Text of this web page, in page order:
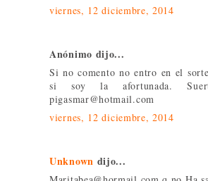
viernes, 12 diciembre, 2014
Anónimo dijo...
Si no comento no entro en el
si soy la afortunada.
pigasmar@hotmail.com
viernes, 12 diciembre, 2014
Unknown dijo...